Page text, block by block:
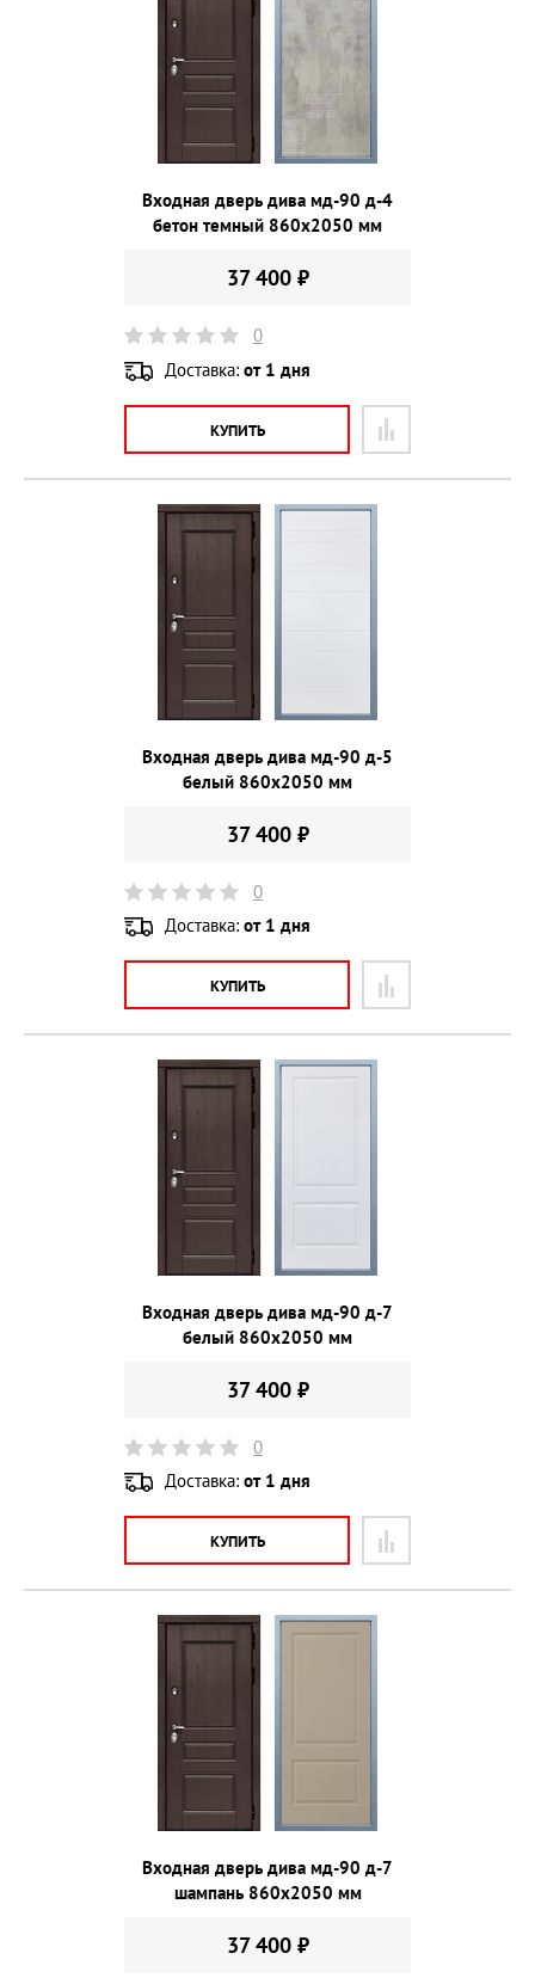
Входная дверь дива мд-90 д-4
бетон темный 860х2050 мм
37 400 ₽
0
Доставка: от 1 дня
КУПИТЬ
Входная дверь дива мд-90 д-5
белый 860х2050 мм
37 400 ₽
0
Доставка: от 1 дня
КУПИТЬ
Входная дверь дива мд-90 д-7
белый 860х2050 мм
37 400 ₽
0
Доставка: от 1 дня
КУПИТЬ
Входная дверь дива мд-90 д-7
шампань 860х2050 мм
37 400 ₽